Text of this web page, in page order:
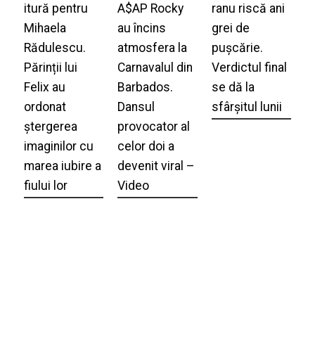
itură pentru
Mihaela
Rădulescu.
Părinții lui
Felix au
ordonat
ștergerea
imaginilor cu
marea iubire a
fiului lor
A$AP Rocky
au încins
atmosfera la
Carnavalul din
Barbados.
Dansul
provocator al
celor doi a
devenit viral –
Video
ranu riscă ani
grei de
pușcărie.
Verdictul final
se dă la
sfârșitul lunii